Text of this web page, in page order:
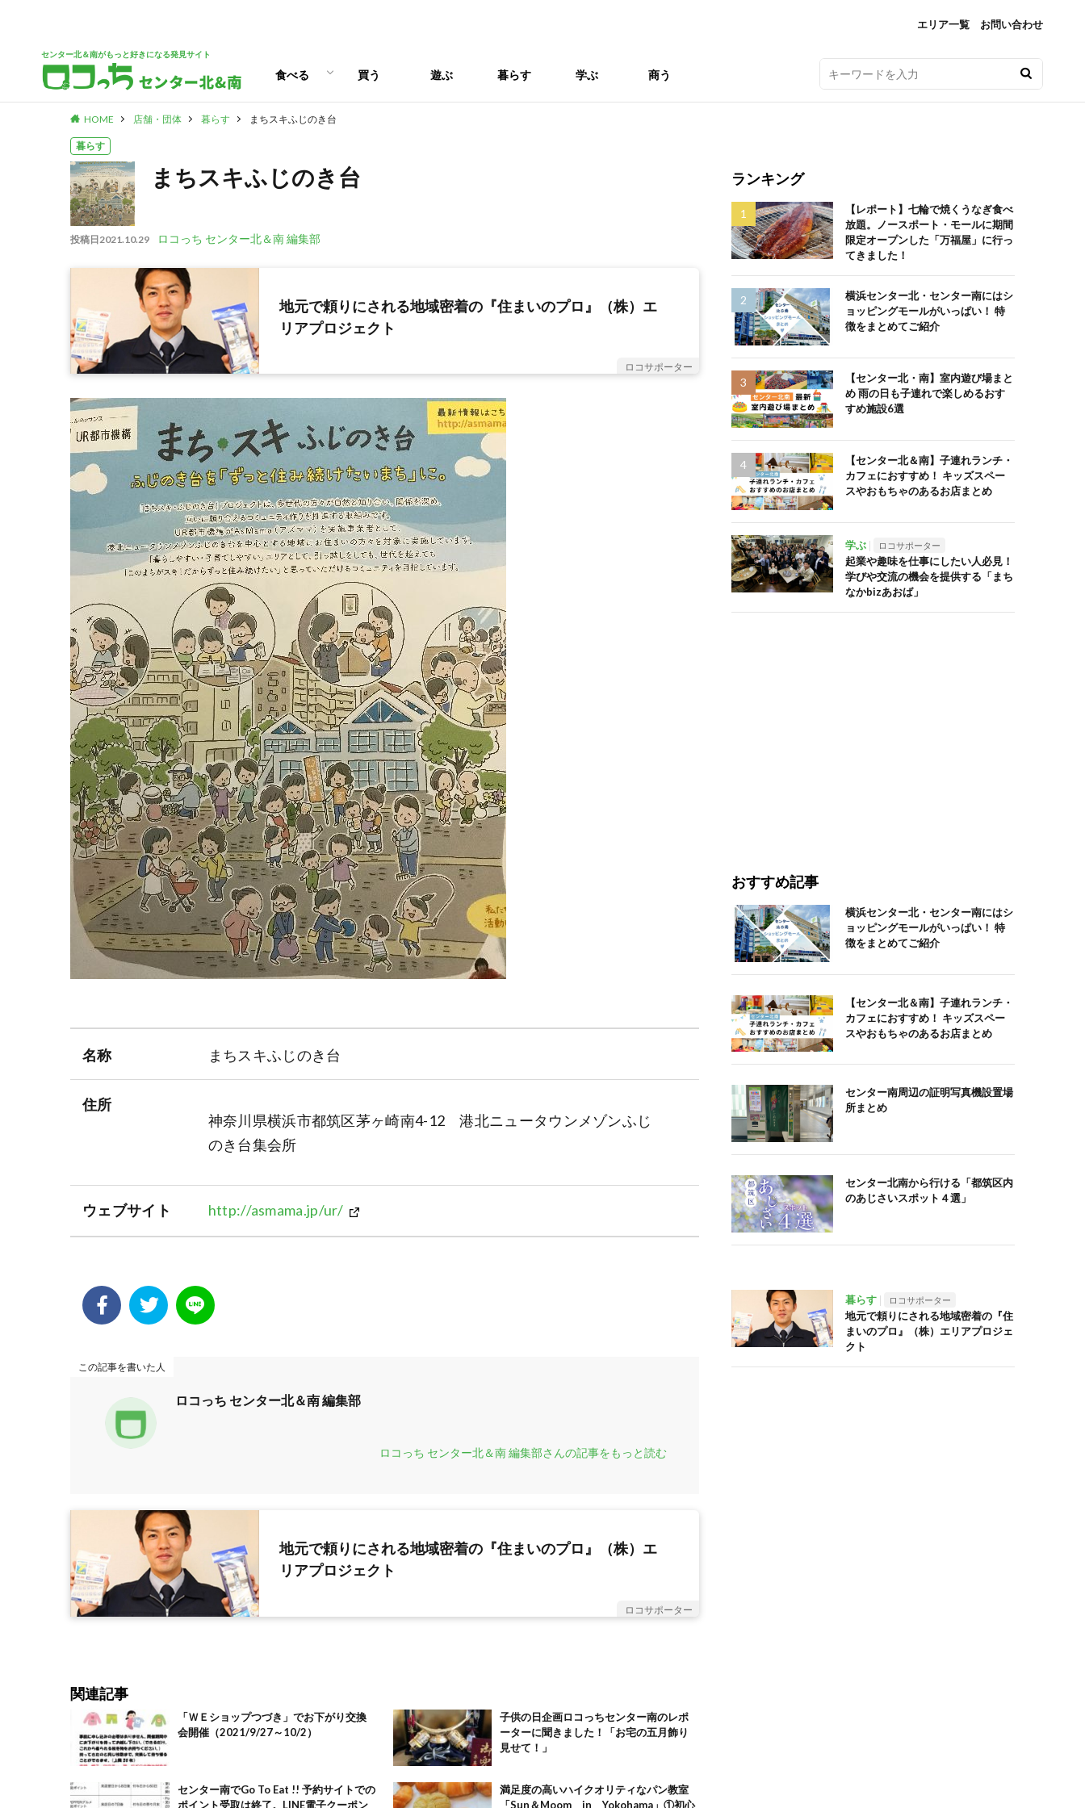
エリア一覧 お問い合わせ
センター北＆南がもっと好きになる発見サイト
食べる
パン
スイーツ
ランチ
カフェ
買う 遊ぶ 暮らす 学ぶ 商う
HOME 店舗・団体 暮らす まちスキふじのき台
暮らす
まちスキふじのき台
投稿日2021.10.29 ロコっち センター北＆南 編集部
地元で頼りにされる地域密着の『住まいのプロ』（株）エ
リアプロジェクト
ロコサポーター
名称 まちスキふじのき台
住所
神奈川県横浜市都筑区茅ヶ崎南4-12 港北ニュータウンメゾンふじ
のき台集会所
ウェブサイト http://asmama.jp/ur/
この記事を書いた人
ロコっち センター北＆南 編集部
ロコっち センター北＆南 編集部さんの記事をもっと読む
地元で頼りにされる地域密着の『住まいのプロ』（株）エ
リアプロジェクト
ロコサポーター
関連記事
「ＷＥショップつづき」でお下がり交換
会開催（2021/9/27～10/2）
子供の日企画ロコっちセンター南のレポ
ーターに聞きました！「お宅の五月飾り
見せて！」
センター南でGo To Eat !! 予約サイトでの
ポイント受取は終了。LINE電子クーポン
満足度の高いハイクオリティなパン教室
「Sun＆Moom in Yokohama」①初心
ランキング
【レポート】七輪で焼くうなぎ食べ
放題。ノースポート・モールに期間
限定オープンした「万福屋」に行っ
てきました！
横浜センター北・センター南にはシ
ョッピングモールがいっぱい！ 特
徴をまとめてご紹介
【センター北・南】室内遊び場まと
め 雨の日も子連れで楽しめるおす
すめ施設6選
【センター北＆南】子連れランチ・
カフェにおすすめ！ キッズスペー
スやおもちゃのあるお店まとめ
学ぶ ロコサポーター
起業や趣味を仕事にしたい人必見！
学びや交流の機会を提供する「まち
なかbizあおば」
おすすめ記事
横浜センター北・センター南にはシ
ョッピングモールがいっぱい！ 特
徴をまとめてご紹介
【センター北＆南】子連れランチ・
カフェにおすすめ！ キッズスペー
スやおもちゃのあるお店まとめ
センター南周辺の証明写真機設置場
所まとめ
センター北南から行ける「都筑区内
のあじさいスポット４選」
暮らす ロコサポーター
地元で頼りにされる地域密着の『住
まいのプロ』（株）エリアプロジェ
クト